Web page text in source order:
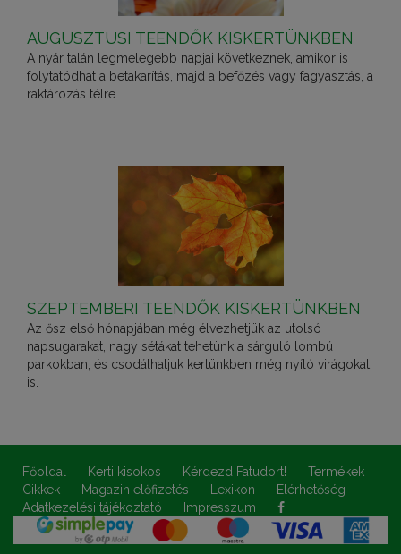
AUGUSZTUSI TEENDŐK KISKERTÜNKBEN
A nyár talán legmelegebb napjai következnek, amikor is
folytatódhat a betakarítás, majd a befőzés vagy fagyasztás, a
raktározás télre.
SZEPTEMBERI TEENDŐK KISKERTÜNKBEN
Az ősz első hónapjában még élvezhetjük az utolsó
napsugarakat, nagy sétákat tehetünk a sárguló lombú
parkokban, és csodálhatjuk kertünkben még nyíló virágokat
is.
Főoldal Kerti kisokos Kérdezd Fatudort!
Termékek
Cikkek
Magazin előfizetés Lexikon
Elérhetőség
Adatkezelési tájékoztató
Impresszum